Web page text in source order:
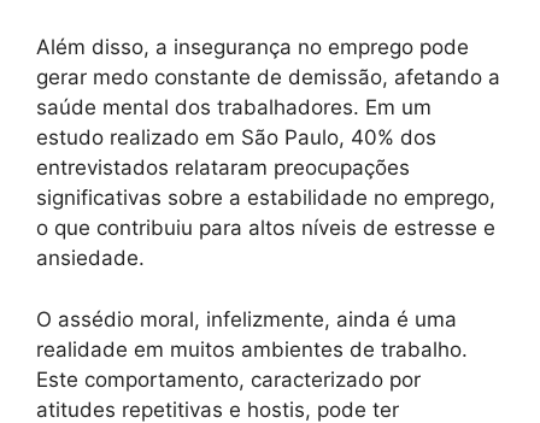
Além disso, a insegurança no emprego pode
gerar medo constante de demissão, afetando a
saúde mental dos trabalhadores. Em um
estudo realizado em São Paulo, 40% dos
entrevistados relataram preocupações
significativas sobre a estabilidade no emprego,
o que contribuiu para altos níveis de estresse e
ansiedade.
O assédio moral, infelizmente, ainda é uma
realidade em muitos ambientes de trabalho.
Este comportamento, caracterizado por
atitudes repetitivas e hostis, pode ter